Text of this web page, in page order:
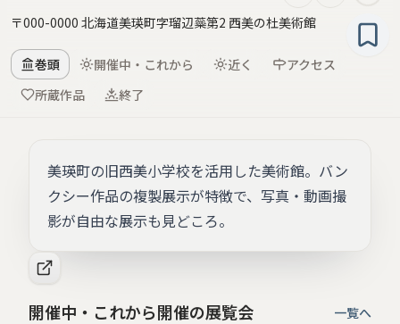
〒000-0000 北海道美瑛町字瑠辺蘂第2 西美の杜美術館
巻頭 開催中・これから 近く
アクセス
所蔵作品
終了
美瑛町の旧西美小学校を活用した美術館。バン
クシー作品の複製展示が特徴で、写真・動画撮
影が自由な展示も見どころ。
開催中・これから開催の展覧会 一覧へ